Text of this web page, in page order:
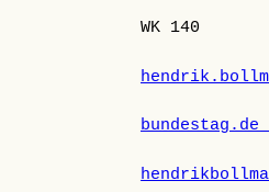
WK 140
bundestag.de